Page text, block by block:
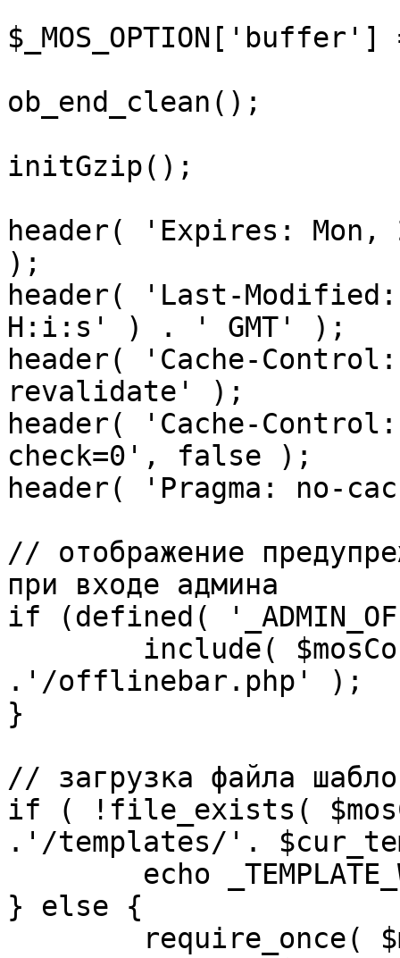
ob_end_clean();
initGzip();
header( 'Expires: Mon,
);
header( 'Last-
H:i:s' ) . ' GMT' );
header( 'Cache-
revalidate' );
header( 'Cache-
check=0', false );
header( 'Pragma: no-
// отображение
при входе админа
if (defined(
.'/offlinebar.php' );
}
// загрузка файла
if ( !file_exists(
.'/templates/'.
} else {